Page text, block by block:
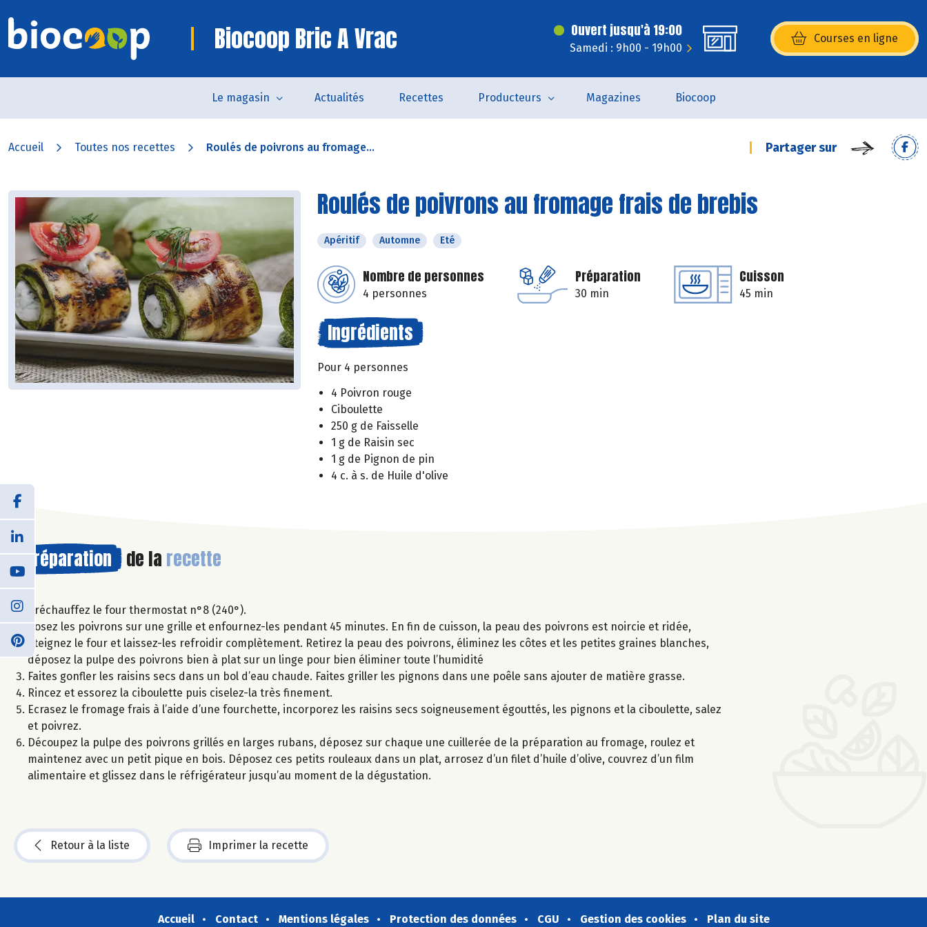
Biocoop Bric A Vrac Ouvert jusqu'à 19:00
Samedi : 9h00 - 19h00
Courses en ligne
(s’ouvre dans une nouvelle
Le magasin Actualités Recettes Producteurs Magazines Biocoop
Accueil Toutes nos recettes Roulés de poivrons au fromage... Partager sur
Roulés de poivrons au fromage frais de brebis
Apéritif Automne Eté
Nombre de personnes
4 personnes
Préparation
30 min
Cuisson
45 min
Ingrédients
Pour 4 personnes
4 Poivron rouge
Ciboulette
250 g de Faisselle
1 g de Raisin sec
1 g de Pignon de pin
4 c. à s. de Huile d'olive
Préparation de la recette
Préchauffez le four thermostat n°8 (240°).
Posez les poivrons sur une grille et enfournez-les pendant 45 minutes. En fin de cuisson, la peau des poivrons est noircie et ridée,
éteignez le four et laissez-les refroidir complètement. Retirez la peau des poivrons, éliminez les côtes et les petites graines blanches,
déposez la pulpe des poivrons bien à plat sur un linge pour bien éliminer toute l’humidité
Faites gonfler les raisins secs dans un bol d’eau chaude. Faites griller les pignons dans une poêle sans ajouter de matière grasse.
Rincez et essorez la ciboulette puis ciselez-la très finement.
Ecrasez le fromage frais à l’aide d’une fourchette, incorporez les raisins secs soigneusement égouttés, les pignons et la ciboulette, salez
et poivrez.
Découpez la pulpe des poivrons grillés en larges rubans, déposez sur chaque une cuillerée de la préparation au fromage, roulez et
maintenez avec un petit pique en bois. Déposez ces petits rouleaux dans un plat, arrosez d’un filet d’huile d’olive, couvrez d’un film
alimentaire et glissez dans le réfrigérateur jusqu’au moment de la dégustation.
Retour à la liste Imprimer la recette
Accueil Contact Mentions légales Protection des données CGU Gestion des cookies Plan du site